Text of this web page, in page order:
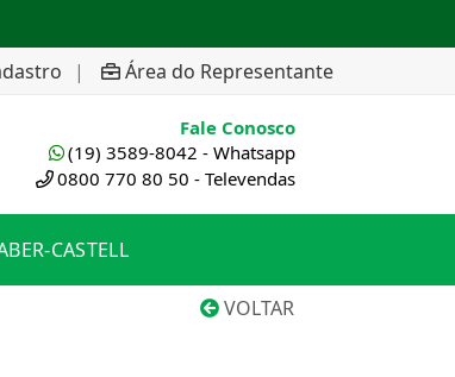
| Área do Representante
Fale Conosco
(19) 3589-8042 - Whatsapp
0800 770 80 50 - Televendas
CASTELL
VOLTAR